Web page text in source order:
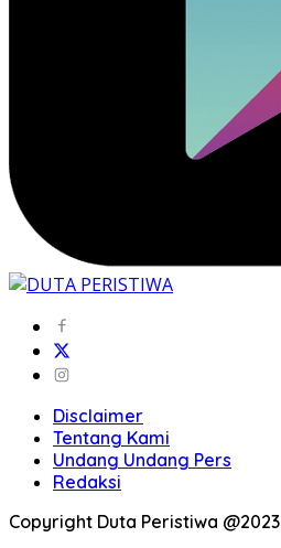
Disclaimer
Tentang Kami
Undang Undang Pers
Redaksi
Copyright Duta Peristiwa @2023